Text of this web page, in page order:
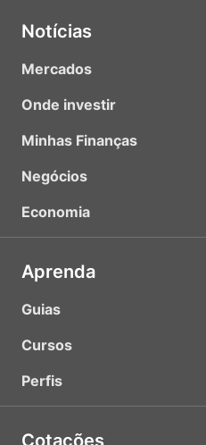
Notícias
Mercados
Onde investir
Minhas Finanças
Negócios
Economia
Aprenda
Guias
Cursos
Perfis
Cotações